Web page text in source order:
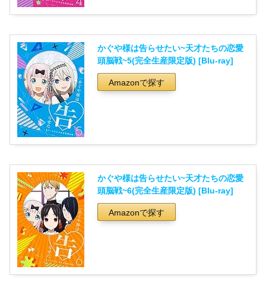
かぐや様は告らせたい~天才たちの恋愛
頭脳戦~5(完全生産限定版) [Blu-ray]
Amazonで探す
かぐや様は告らせたい~天才たちの恋愛
頭脳戦~6(完全生産限定版) [Blu-ray]
Amazonで探す